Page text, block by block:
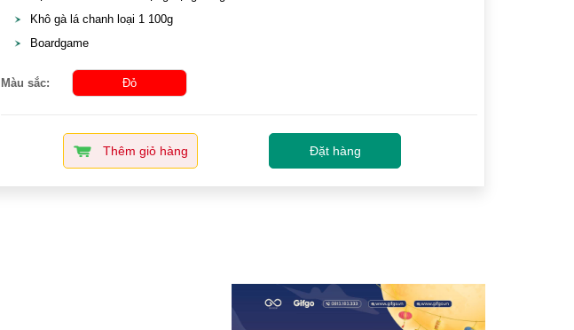
Khô gà lá chanh loại 1 100g
Boardgame
Màu sắc: Đỏ
Thêm giỏ hàng Đặt hàng